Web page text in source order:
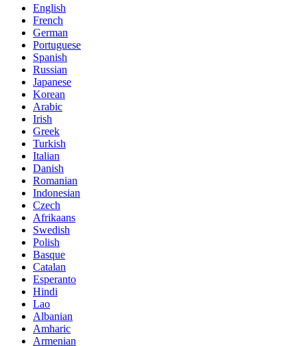
English
French
German
Portuguese
Spanish
Russian
Japanese
Korean
Arabic
Irish
Greek
Turkish
Italian
Danish
Romanian
Indonesian
Czech
Afrikaans
Swedish
Polish
Basque
Catalan
Esperanto
Hindi
Lao
Albanian
Amharic
Armenian